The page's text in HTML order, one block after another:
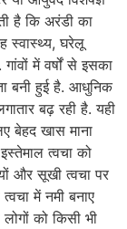
है कि अरंडी का
स्वास्थ्य, घरेलू
में वर्षों से इसका
बनी हुई है. आधुनिक
बढ़ रही है. यही
बेहद खास माना
त्वचा को
और सूखी त्वचा पर
में नमी बनाए
को किसी भी